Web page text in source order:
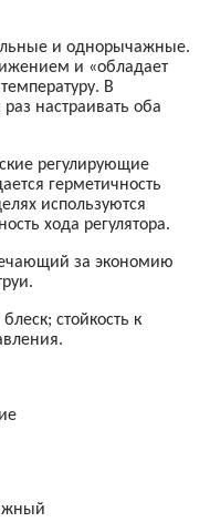
и однорычажные.
и «обладает
В
настраивать оба
регулирующие
герметичность
используются
хода регулятора.
за экономию
стойкость к